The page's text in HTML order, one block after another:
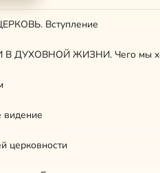
Вступление
ДУХОВНОЙ ЖИЗНИ. Чего мы
видение
церковности